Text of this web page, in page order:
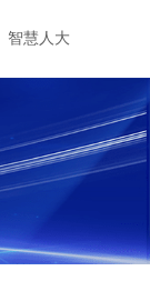
智慧人大